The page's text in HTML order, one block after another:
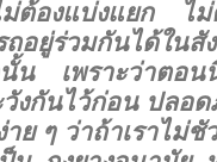
องแบ่งแยก ไม่ต้
ถอยู่ร่วมกันได้ในสั
น เพราะว่าตอน
วังกันไว้ก่อน ปลอ
าย ๆ ว่าถ้าเราไม่